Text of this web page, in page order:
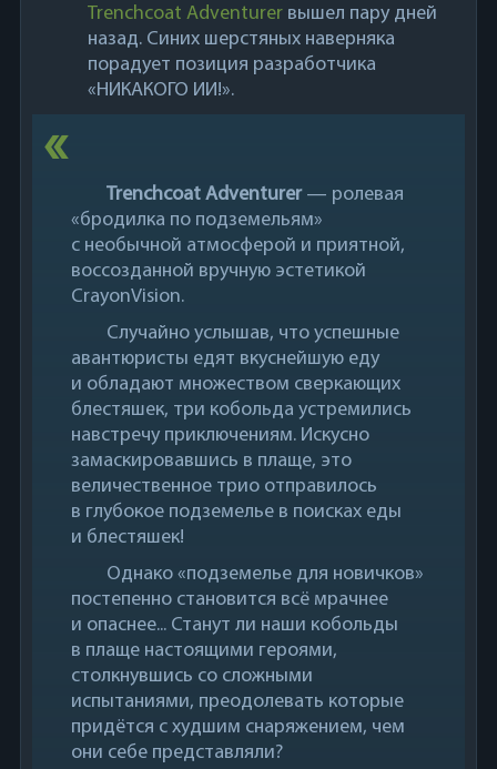
Trenchcoat Adventurerвышел пару дней
назад. Синих шерстяных наверняка
порадует позиция разработчика
«НИКАКОГО ИИ!».
Trenchcoat Adventurer— ролевая
«бродилка по подземельям»
с необычной атмосферой и приятной,
воссозданной вручную эстетикой
CrayonVision.
Случайно услышав, что успешные
авантюристы едят вкуснейшую еду
и обладают множеством сверкающих
блестяшек, три кобольда устремились
навстречу приключениям. Искусно
замаскировавшись в плаще, это
величественное трио отправилось
в глубокое подземелье в поисках еды
и блестяшек!
Однако «подземелье для новичков»
постепенно становится всё мрачнее
и опаснее... Станут ли наши кобольды
в плаще настоящими героями,
столкнувшись со сложными
испытаниями, преодолевать которые
придётся с худшим снаряжением, чем
они себе представляли?